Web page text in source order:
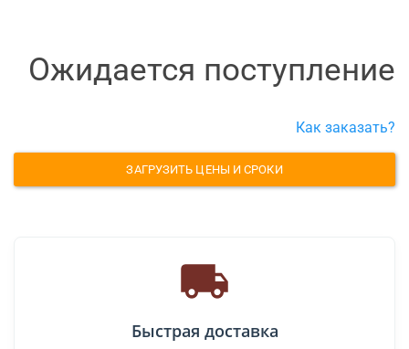
Ожидается поступление
Как заказать?
ЗАГРУЗИТЬ ЦЕНЫ И СРОКИ
Быстрая доставка